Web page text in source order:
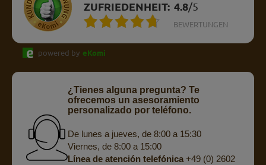
ZUFRIEDENHEIT: 4.8/5
BEWERTUNGEN
powered by eKomi
¿Tienes alguna pregunta? Te
ofrecemos un asesoramiento
personalizado por teléfono.
De lunes a jueves, de 8:00 a 15:30
Viernes, de 8:00 a 15:00
Línea de atención telefónica+49 (0) 2602